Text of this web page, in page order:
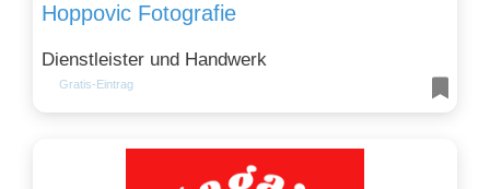
Hoppovic Fotografie
Dienstleister und Handwerk
Gratis-Eintrag